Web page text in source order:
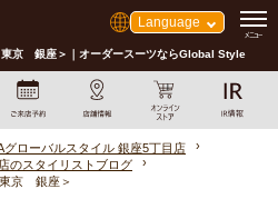
Language
京 銀座＞｜オーダースーツならGlobal Style
グローバルスタイル 銀座5丁目店
のスタイリストブログ
京 銀座＞